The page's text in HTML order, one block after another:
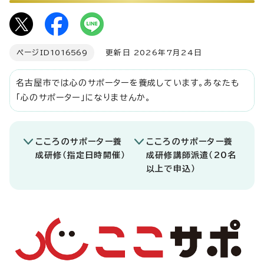
ページID 1016569 更新日 2026年7月24日
名古屋市では心のサポーターを養成しています。あなたも
「心のサポーター」になりませんか。
こころのサポーター養
成研修（指定日時開催）
こころのサポーター養
成研修講師派遣（20名
以上で申込）